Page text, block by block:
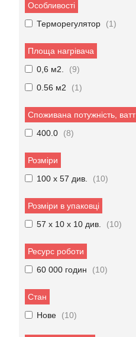
Особливості
Терморегулятор
1
Площа нагрівача
0,6 м2.
9
0.56 м2
1
Споживана потужність, ватт
400.0
8
Розміри
100 х 57 див.
10
Розміри в упаковці
57 х 10 х 10 див.
10
Ресурс роботи
60 000 годин
10
Стан
Нове
10